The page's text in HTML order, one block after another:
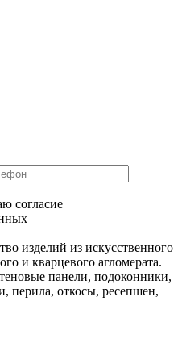
согласие
изделий из искусственного
и кварцевого агломерата.
панели, подоконники,
перила, откосы, ресепшен,